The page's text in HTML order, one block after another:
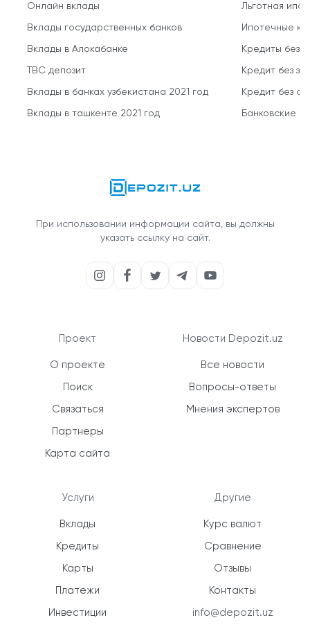
Онлайн вклады
Вклады государственных банков
Вклады в Алокабанке
TBC депозит
Вклады в банках узбекистана 2021 год
Вклады в ташкенте 2021 год
Льготная
Ипотечные
Кредиты без
Кредит без
Кредит без
Банковские
При использовании информации сайта, вы должны
указать ссылку на сайт.
Проект
О проекте
Поиск
Связаться
Партнеры
Карта сайта
Услуги
Вклады
Кредиты
Карты
Платежи
Инвестиции
Новости Depozit.uz
Все новости
Вопросы-ответы
Мнения экспертов
Другие
Курс валют
Сравнение
Отзывы
Контакты
info@depozit.uz